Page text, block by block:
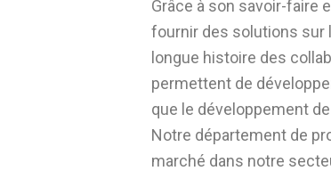
Grâce à son savoir-faire
fournir des solutions sur
longue histoire des
permettent de
que le développement
Notre département de
marché dans notre